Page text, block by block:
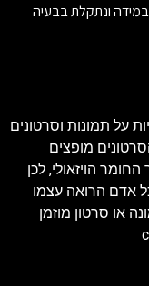
ונתקלת בבעיה
על תמונות וסרטונים
מופצים
הויזאולי, לכן
כל אדם הרואה עצמו
או סרטון מוזמן